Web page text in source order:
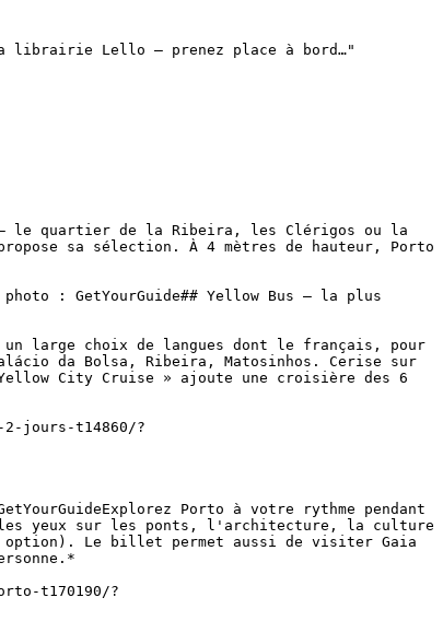
librairie Lello — prenez place à bord…"
le quartier de la Ribeira, les Clérigos ou la
sa sélection. À 4 mètres de hauteur, Porto
un large choix de langues dont le français, pour
da Bolsa, Ribeira, Matosinhos. Cerise sur
City Cruise » ajoute une croisière des 6
jours-t14860/?
les yeux sur les ponts, l'architecture, la culture
Le billet permet aussi de visiter Gaia
t170190/?